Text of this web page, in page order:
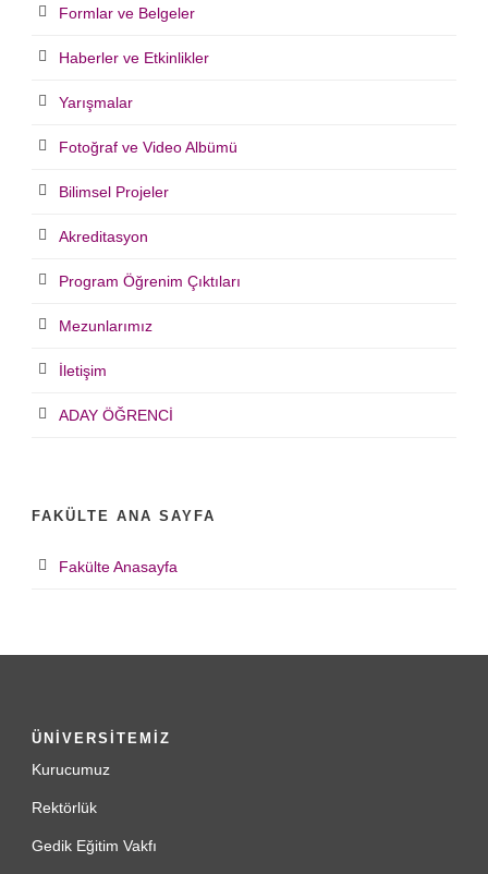
Formlar ve Belgeler
Haberler ve Etkinlikler
Yarışmalar
Fotoğraf ve Video Albümü
Bilimsel Projeler
Akreditasyon
Program Öğrenim Çıktıları
Mezunlarımız
İletişim
ADAY ÖĞRENCİ
FAKÜLTE ANA SAYFA
Fakülte Anasayfa
ÜNİVERSİTEMİZ
Kurucumuz
Rektörlük
Gedik Eğitim Vakfı